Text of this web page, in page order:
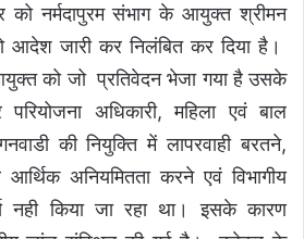
को नर्मदापुरम संभाग के आयुक्त श्रीमन
जारी कर निलंबित कर दिया है।
को जो प्रतिवेदन भेजा गया है उसके
अधिकारी, महिला एवं बाल
की नियुक्ति में लापरवाही बरतने,
अनियमितता करने एवं विभागीय
नही किया जा रहा था। इसके कारण